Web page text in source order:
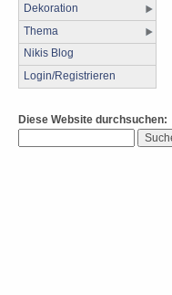
Dekoration
Thema
Nikis Blog
Login/Registrieren
Diese Website durchsuchen: